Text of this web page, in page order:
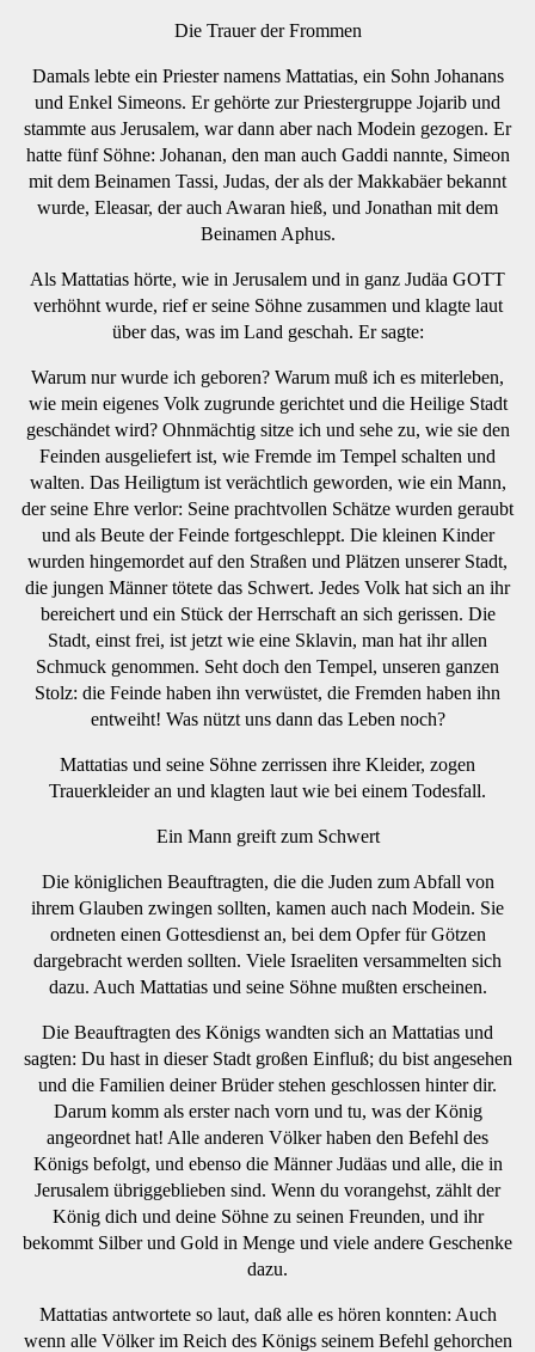
Die Trauer der Frommen
Damals lebte ein Priester namens Mattatias, ein Sohn Johanans
und Enkel Simeons. Er gehörte zur Priestergruppe Jojarib und
stammte aus Jerusalem, war dann aber nach Modein gezogen. Er
hatte fünf Söhne: Johanan, den man auch Gaddi nannte, Simeon
mit dem Beinamen Tassi, Judas, der als der Makkabäer bekannt
wurde, Eleasar, der auch Awaran hieß, und Jonathan mit dem
Beinamen Aphus.
Als Mattatias hörte, wie in Jerusalem und in ganz Judäa GOTT
verhöhnt wurde, rief er seine Söhne zusammen und klagte laut
über das, was im Land geschah. Er sagte:
Warum nur wurde ich geboren? Warum muß ich es miterleben,
wie mein eigenes Volk zugrunde gerichtet und die Heilige Stadt
geschändet wird? Ohnmächtig sitze ich und sehe zu, wie sie den
Feinden ausgeliefert ist, wie Fremde im Tempel schalten und
walten. Das Heiligtum ist verächtlich geworden, wie ein Mann,
der seine Ehre verlor: Seine prachtvollen Schätze wurden geraubt
und als Beute der Feinde fortgeschleppt. Die kleinen Kinder
wurden hingemordet auf den Straßen und Plätzen unserer Stadt,
die jungen Männer tötete das Schwert. Jedes Volk hat sich an ihr
bereichert und ein Stück der Herrschaft an sich gerissen. Die
Stadt, einst frei, ist jetzt wie eine Sklavin, man hat ihr allen
Schmuck genommen. Seht doch den Tempel, unseren ganzen
Stolz: die Feinde haben ihn verwüstet, die Fremden haben ihn
entweiht! Was nützt uns dann das Leben noch?
Mattatias und seine Söhne zerrissen ihre Kleider, zogen
Trauerkleider an und klagten laut wie bei einem Todesfall.
Ein Mann greift zum Schwert
Die königlichen Beauftragten, die die Juden zum Abfall von
ihrem Glauben zwingen sollten, kamen auch nach Modein. Sie
ordneten einen Gottesdienst an, bei dem Opfer für Götzen
dargebracht werden sollten. Viele Israeliten versammelten sich
dazu. Auch Mattatias und seine Söhne mußten erscheinen.
Die Beauftragten des Königs wandten sich an Mattatias und
sagten: Du hast in dieser Stadt großen Einfluß; du bist angesehen
und die Familien deiner Brüder stehen geschlossen hinter dir.
Darum komm als erster nach vorn und tu, was der König
angeordnet hat! Alle anderen Völker haben den Befehl des
Königs befolgt, und ebenso die Männer Judäas und alle, die in
Jerusalem übriggeblieben sind. Wenn du vorangehst, zählt der
König dich und deine Söhne zu seinen Freunden, und ihr
bekommt Silber und Gold in Menge und viele andere Geschenke
dazu.
Mattatias antwortete so laut, daß alle es hören konnten: Auch
wenn alle Völker im Reich des Königs seinem Befehl gehorchen